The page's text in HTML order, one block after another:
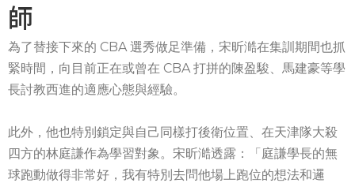
師
為了替接下來的 CBA 選秀做足準備，宋昕澔在集訓期間也抓
緊時間，向目前正在或曾在 CBA 打拼的陳盈駿、馬建豪等學
長討教西進的適應心態與經驗。
此外，他也特別鎖定與自己同樣打後衛位置、在天津隊大殺
四方的林庭謙作為學習對象。宋昕澔透露：「庭謙學長的無
球跑動做得非常好，我有特別去問他場上跑位的想法和邏